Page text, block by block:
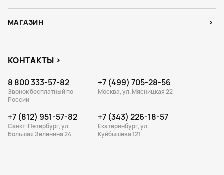
МАГАЗИН
КОНТАКТЫ
8 800 333-57-82
Звонок бесплатный по
России
+7 (499) 705-28-56
Москва, ул. Мясницкая 22
+7 (812) 951-57-82
Санкт-Петербург, ул.
Большая Зеленина 24
+7 (343) 226-18-57
Екатеринбург, ул.
Куйбышева 121